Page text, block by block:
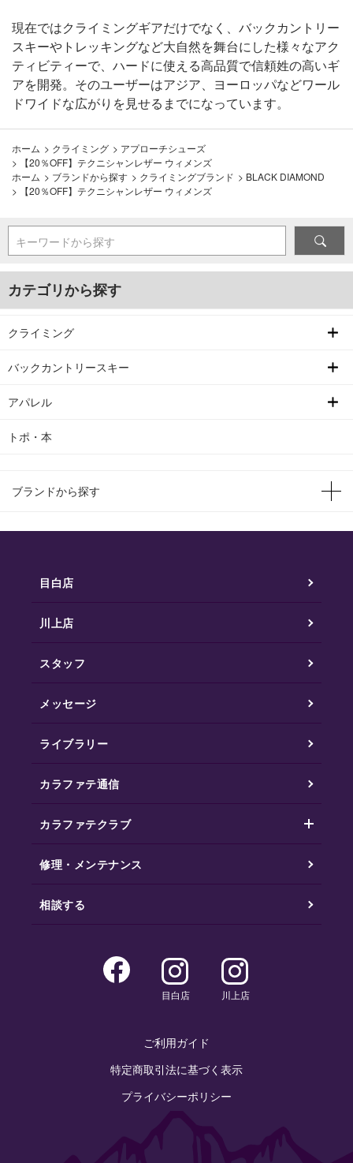
現在ではクライミングギアだけでなく、バックカントリー
スキーやトレッキングなど大自然を舞台にした様々なアク
ティビティーで、ハードに使える高品質で信頼姓の高いギ
アを開発。そのユーザーはアジア、ヨーロッパなどワール
ドワイドな広がりを見せるまでになっています。
ホーム > クライミング > アプローチシューズ
>
【20％OFF】テクニシャンレザー ウィメンズ
ホーム > ブランドから探す > クライミングブランド > BLACK DIAMOND
>
【20％OFF】テクニシャンレザー ウィメンズ
キーワードから探す
カテゴリから探す
クライミング
バックカントリースキー
アパレル
トポ・本
ブランドから探す
目白店
川上店
スタッフ
メッセージ
ライブラリー
カラファテ通信
カラファテクラブ
修理・メンテナンス
相談する
目白店 川上店
ご利用ガイド
特定商取引法に基づく表示
プライバシーポリシー